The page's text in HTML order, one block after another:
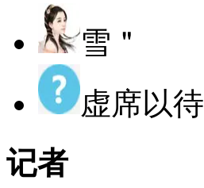
雪＂
虚席以待
记者